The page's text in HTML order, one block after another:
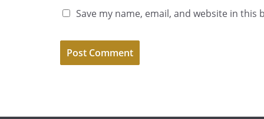
Save my name, email, and website in